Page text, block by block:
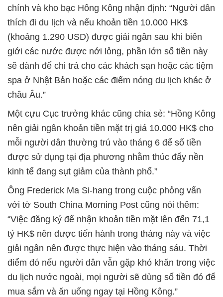
chính và kho bạc Hông Kông nhận định: “Người dân
thích đi du lịch và nếu khoản tiền 10.000 HK$
(khoảng 1.290 USD) được giải ngân sau khi biên
giới các nước được nới lỏng, phần lớn số tiền này
sẽ dành để chi trả cho các khách sạn hoặc các tiệm
spa ở Nhật Bản hoặc các điểm nóng du lịch khác ở
châu Âu.”
Một cựu Cục trưởng khác cũng chia sẻ: “Hồng Kông
nên giải ngân khoản tiền mặt trị giá 10.000 HK$ cho
mỗi người dân thường trú vào tháng 6 để số tiền
được sử dụng tại địa phương nhằm thúc đẩy nền
kinh tế đang sụt giảm của thành phố.”
Ông Frederick Ma Si-hang trong cuộc phỏng vấn
với tờ South China Morning Post cũng nói thêm:
“Việc đăng ký để nhận khoản tiền mặt lên đến 71,1
tỷ HK$ nên được tiến hành trong tháng này và việc
giải ngân nên được thực hiện vào tháng sáu. Thời
điểm đó nếu người dân vẫn gặp khó khăn trong việc
du lịch nước ngoài, mọi người sẽ dùng số tiền đó để
mua sắm và ăn uống ngay tại Hồng Kông.”